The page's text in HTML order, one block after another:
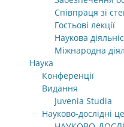
Співпраця зі
Гостьові лекції
Наукова
Міжнародна
Наука
Конференції
Видання
Juvenia Studia
Науково-дослідні